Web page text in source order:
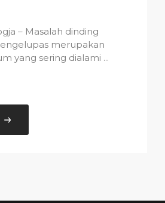
– Masalah dinding
merupakan
yang sering dialami ...